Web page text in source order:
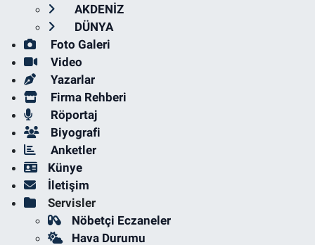
AKDENİZ
DÜNYA
Foto Galeri
Video
Yazarlar
Firma Rehberi
Röportaj
Biyografi
Anketler
Künye
İletişim
Servisler
Nöbetçi Eczaneler
Hava Durumu